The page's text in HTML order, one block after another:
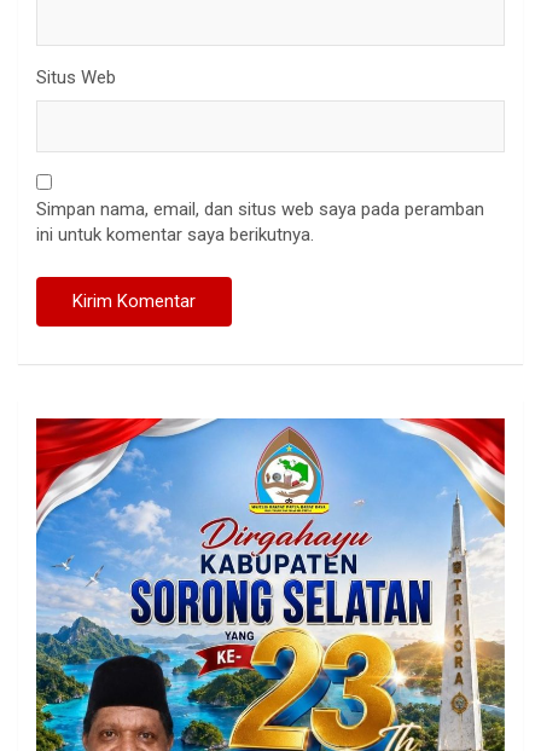
Situs Web
Simpan nama, email, dan situs web saya pada peramban
ini untuk komentar saya berikutnya.